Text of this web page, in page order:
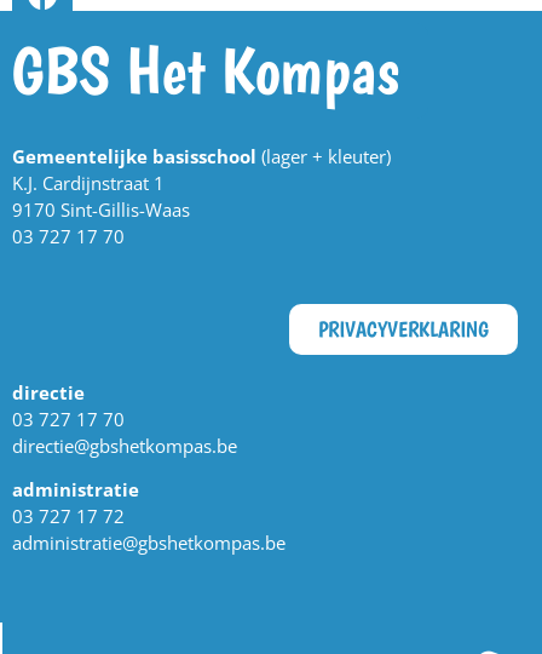
GBS Het Kompas
Gemeentelijke basisschool (lager + kleuter)
K.J. Cardijnstraat 1
9170 Sint-Gillis-Waas
03 727 17 70
PRIVACYVERKLARING
directie
03 727 17 70
directie@gbshetkompas.be
administratie
03 727 17 72
administratie@gbshetkompas.be